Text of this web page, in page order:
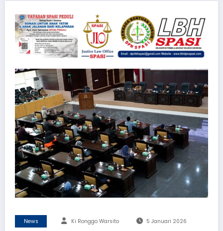
News Ki Ronggo Warsito 5 Januari 2026